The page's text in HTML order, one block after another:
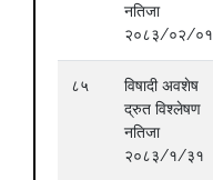
नतिजा
२०८३/०२/०१
८५
विषादी अवशेष
द्रुत विश्लेषण
नतिजा
२०८३/१/३१